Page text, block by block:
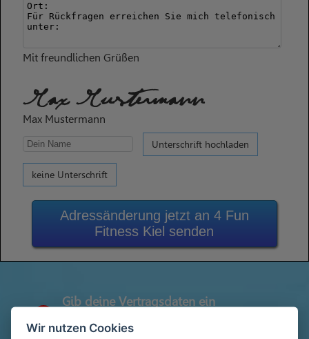
Mit freundlichen Grüßen
Max Mustermann
Max Mustermann
Unterschrift hochladen
keine Unterschrift
Adressänderung jetzt an 4 Fun
Fitness Kiel senden
Gib deine Vertragsdaten ein
Abrechnung)
Wir nutzen Cookies